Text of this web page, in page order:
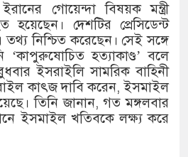
গুলশান থেকে সাবেক মন্ত্রী লতিফ
‘স্কুটি নাকি গোল্ড?’
এর ফ্রিডম ব্র্যান্ড, বাড়ল ক্যাম্পেইনের
সংবিধান অনুযায়ী যথাসময়ে
গোয়েন্দা বিষয়ক মন্ত্রী
দেশটির প্রেসিডেন্ট
নিশ্চিত করেছেন। সেই সঙ্গে
‘কাপুরুষোচিত হত্যাকাণ্ড’ বলে
ইসরাইলি সামরিক বাহিনী
কাৎজ দাবি করেন, ইসমাইল
তিনি জানান, গত মঙ্গলবার
ইসমাইল খতিবকে লক্ষ্য করে